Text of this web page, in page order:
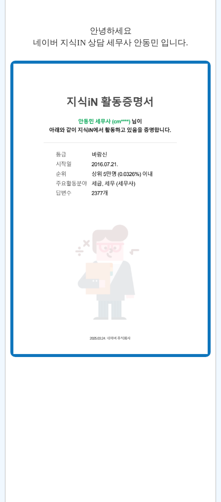
안녕하세요
네이버 지식IN 상담 세무사 안동민 입니다.